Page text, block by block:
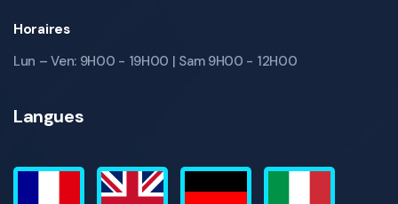
Horaires
Lun – Ven: 9H00 - 19H00 | Sam 9H00 - 12H00
Langues